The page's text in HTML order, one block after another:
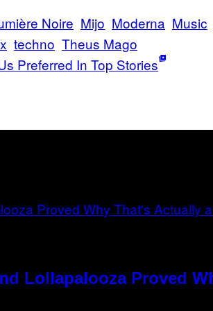
Noire Mijo Moderna Music
techno Theus Mago
Preferred In Top Stories
Lollapalooza Proved